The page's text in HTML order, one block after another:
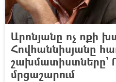
Արոնյանը ոչ ոքի
Հովհաննիսյանը
շախմատիստները`
մրցաշարում